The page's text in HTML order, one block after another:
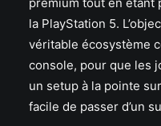
la PlayStation 5.
véritable écosystème
console, pour que les
un setup à la pointe
facile de passer d’un